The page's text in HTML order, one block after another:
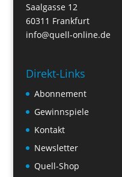
Saalgasse 12
60311 Frankfurt
info@quell-online.de
Direkt-Links
Abonnement
Gewinnspiele
Kontakt
Newsletter
Quell-Shop